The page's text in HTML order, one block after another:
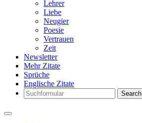
Lehrer
Liebe
Neugier
Poesie
Vertrauen
Zeit
Newsletter
Mehr Zitate
Sprüche
Englische Zitate
Search